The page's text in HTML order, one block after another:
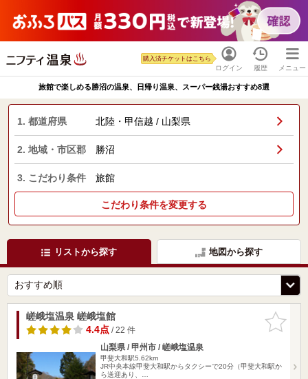
ログイン
購入済チケットはこちら
履歴 メニュー
旅館で楽しめる勝沼の温泉、日帰り温泉、スーパー銭湯おすすめ8選
1. 都道府県 北陸・甲信越 / 山梨県
2. 地域・市区郡 勝沼
3. こだわり条件 旅館
こだわり条件を変更する
リストから探す 地図から探す
お気に入
りに追加
嵯峨塩温泉 嵯峨塩館
4.4点/ 22 件
山梨県 / 甲州市 / 嵯峨塩温泉
甲斐大和駅5.62km
JR中央本線甲斐大和駅からタクシーで20分（甲斐大和駅か
ら送迎あり、…